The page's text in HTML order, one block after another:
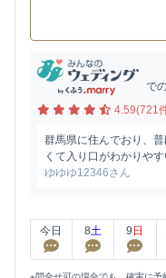
で
4.59(721
群馬県に住んでおり、
くて入り口がわかりやす
ゆゆゆ12346さん
今日 8土 9 日